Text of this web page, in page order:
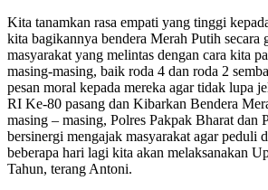
Kita tanamkan rasa empati yang tinggi
kita bagikannya bendera Merah Putih secara
masyarakat yang melintas dengan cara kita
masing-masing, baik roda 4 dan roda 2
pesan moral kepada mereka agar tidak lupa
RI Ke-80 pasang dan Kibarkan Bendera
masing – masing, Polres Pakpak Bharat dan
bersinergi mengajak masyarakat agar peduli
beberapa hari lagi kita akan melaksanakan
Tahun, terang Antoni.